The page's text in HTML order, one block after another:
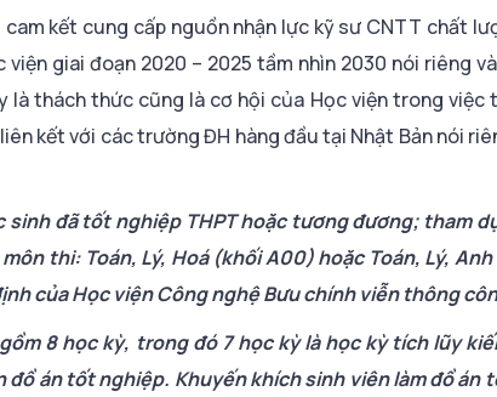
kết cung cấp nguồn nhận lực kỹ sư CNTT chất
giai đoạn 2020 – 2025 tầm nhìn 2030 nói riêng
thách thức cũng là cơ hội của Học viện trong việc
kết với các trường ĐH hàng đầu tại Nhật Bản nói
đã tốt nghiệp THPT hoặc tương đương; tham
thi: Toán, Lý, Hoá (khối A00) hoặc Toán, Lý,
của Học viện Công nghệ Bưu chính viễn thông
8 học kỳ, trong đó 7 học kỳ là học kỳ tích lũy
án tốt nghiệp. Khuyến khích sinh viên làm đồ án